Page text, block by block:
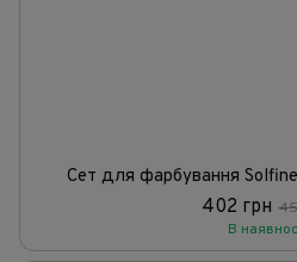
Сет для фарбування
402 грн
В